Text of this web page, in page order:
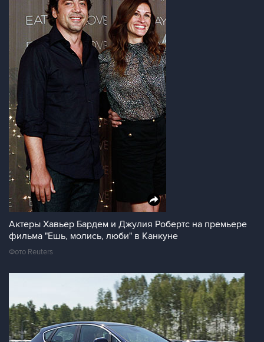
Актеры Хавьер Бардем и Джулия Робертс на премьере
фильма "Ешь, молись, люби" в Канкуне
Фото Reuters